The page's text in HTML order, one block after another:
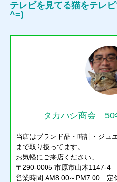
テレビを見てる猫をテレ
^=)
タカハシ商会 50
当店はブランド品・時計・ジュ
まで取り扱ってます。
お気軽にご来店ください。
〒290-0005 市原市山木1147-4
営業時間 AM8:00～PM7:00 定